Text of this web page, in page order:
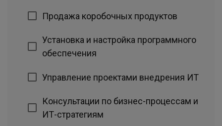
Продажа коробочных продуктов
Установка и настройка программного
обеспечения
Управление проектами внедрения ИТ
Консультации по бизнес-процессам и
ИТ-стратегиям